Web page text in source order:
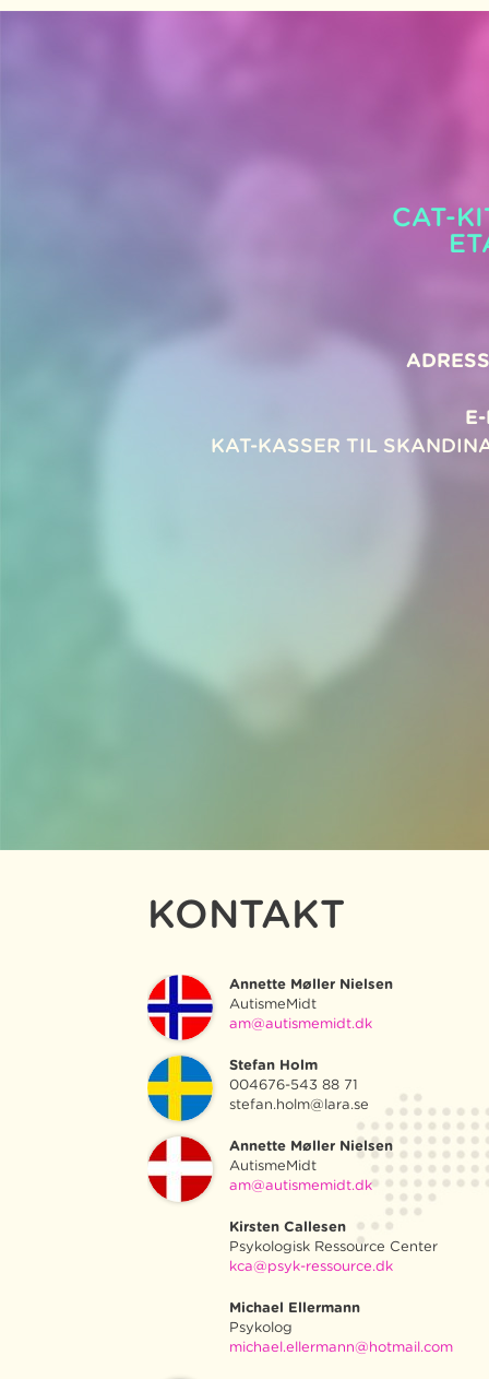
CAT-
KAT-KASSER TIL
KONTAKT
Annette Møller Nielsen
AutismeMidt
am@autismemidt.dk
Stefan Holm
004676-543 88 71
stefan.holm@lara.se
Annette Møller Nielsen
AutismeMidt
am@autismemidt.dk
Kirsten Callesen
Psykologisk Ressource Center
kca@psyk-ressource.dk
Michael Ellermann
Psykolog
michael.ellermann@hotmail.com